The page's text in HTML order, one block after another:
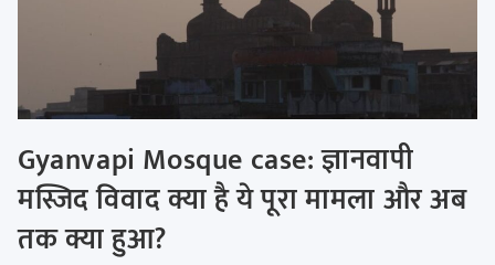
Gyanvapi Mosque case: ज्ञानवापी
मस्जिद विवाद क्या है ये पूरा मामला और अब
तक क्या हुआ?